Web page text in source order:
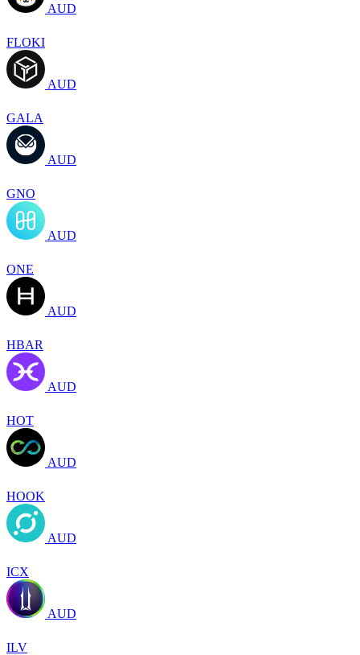
AUD
FLOKI
AUD
GALA
AUD
GNO
AUD
ONE
AUD
HBAR
AUD
HOT
AUD
HOOK
AUD
ICX
AUD
ILV